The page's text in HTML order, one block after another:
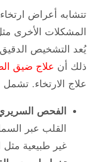
تتشابه أعراض
المشكلات الأخرى
يُعد التشخيص
ذلك أن علاج ضيق
علاج الارتخاء.
الفحص
القلب عبر
غير طبيعية مثل